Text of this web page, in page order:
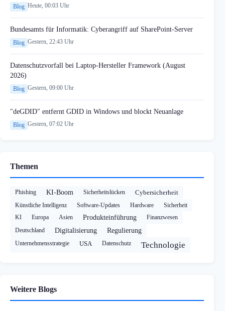
Blog Heute, 00:03 Uhr
Bundesamts für Informatik: Cyberangriff auf SharePoint-Server
Blog Gestern, 22:43 Uhr
Datenschutzvorfall bei Laptop-Hersteller Framework (August
2026)
Blog Gestern, 09:00 Uhr
"deGDID" entfernt GDID in Windows und blockt Neuanlage
Blog Gestern, 07:02 Uhr
Themen
Phishing KI-Boom Sicherheitslücken Cybersicherheit
Künstliche Intelligenz Software-Updates Hardware
Sicherheit
KI
Europa Asien Produkteinführung
Finanzwesen
Deutschland
Digitalisierung Regulierung
Unternehmensstrategie USA Datenschutz Technologie
Weitere Blogs